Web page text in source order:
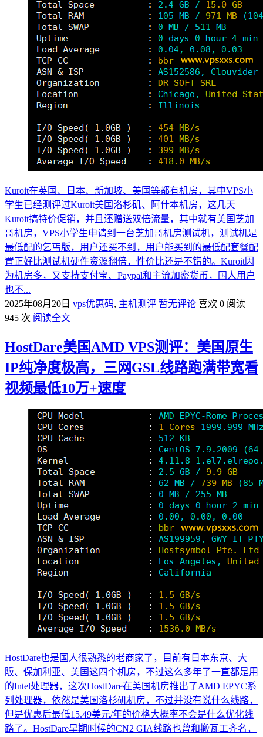
Kuroit在英国、日本、新加坡、美国等都有机房，其中VPS小
学生已经测评过Kuroit美国洛杉矶、阿什本机房，这几天
Kuroit搞特价促销，并且还赠送双倍流量，其中就有美国芝加
哥机房，VPS小学生申请到一台芝加哥机房测试机，测试机是
最低配的乞丐版，用户还买不到，用户能买到的最低配套餐配
置正好比测试机硬件资源翻倍，性价比还是不错的。Kuroit因
为机房多，又支持支付宝、Paypal和主流加密货币，国人用户
也不...
2025年08月20日 vps优惠码, 主机测评 暂无评论 喜欢 0 阅读
945 次 阅读全文
HostDare美国AMD VPS测评：美国原生
IP纯净度极高，三网GSL线路跑满带宽看
视频最低10万+速度
HostDare也是国人很熟悉的老商家了，目前有日本东京、大
阪、保加利亚、美国这四个机房，不过这么多年了一直都是用
的Intel处理器，这次HostDare在美国机房推出了AMD EPYC系
列处理器，依然是美国洛杉矶机房，不过并没有说什么线路，
但是优惠后最低15.49美元/年的价格大概率不会是什么优化线
路了。HostDare早期时候的CN2 GIA线路也曾和搬瓦工齐名，